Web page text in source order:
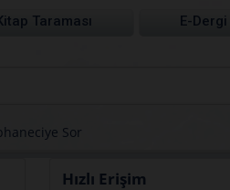
Hızlı Erişim